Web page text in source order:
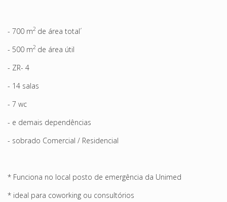
- 700 m2 de área total´
- 500 m2 de área útil
- ZR- 4
- 14 salas
- 7 wc
- e demais dependências
- sobrado Comercial / Residencial
* Funciona no local posto de emergência da Unimed
* ideal para coworking ou consultórios